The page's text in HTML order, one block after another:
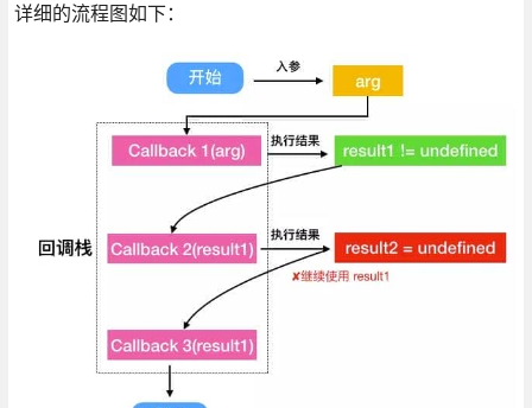
详细的流程图如下：